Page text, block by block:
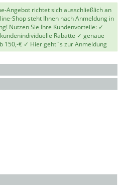
Angebot richtet sich ausschließlich an
Shop steht Ihnen nach Anmeldung in
Nutzen Sie Ihre Kundenvorteile: ✓
Rabatte ✓ genaue
150,-€ ✓ Hier geht`s zur Anmeldung